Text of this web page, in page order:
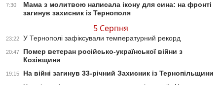
7:30
Мама з молитвою написала ікону для сина: на фронті
загинув захисник із Тернополя
5 Серпня
23:22 У Тернополі зафіксували температурний рекорд
20:47
Помер ветеран російсько-української війни з
Козівщини
19:15 На війні загинув 33-річний Захисник із Тернопільщини